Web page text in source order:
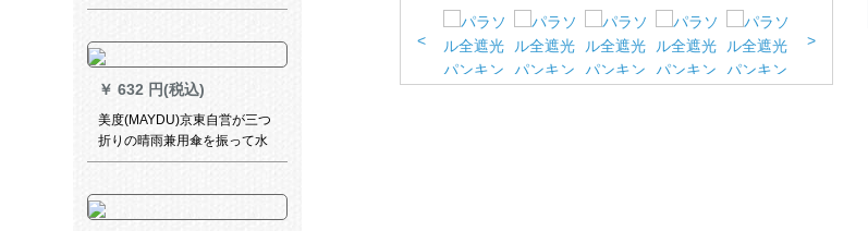
傘です。
￥ 632 円(税込)
美度(MAYDU)京東自営が三つ
折りの晴雨兼用傘を振って水
を強くします。UV日焼け止め
ックサービス
< >